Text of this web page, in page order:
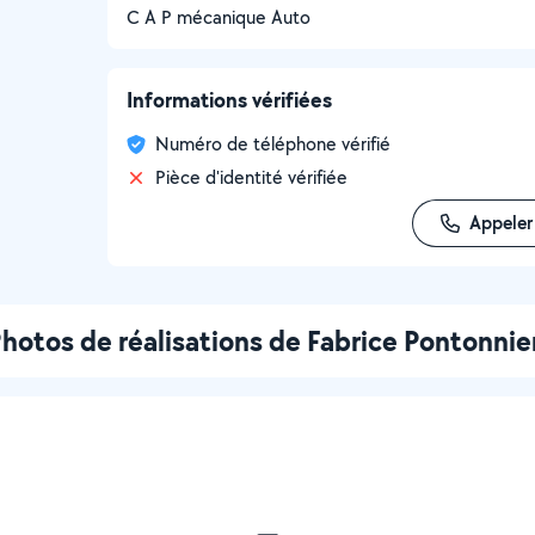
C A P mécanique Auto
Informations vérifiées
Numéro de téléphone vérifié
Pièce d'identité vérifiée
Appeler
de réalisations de Fabrice